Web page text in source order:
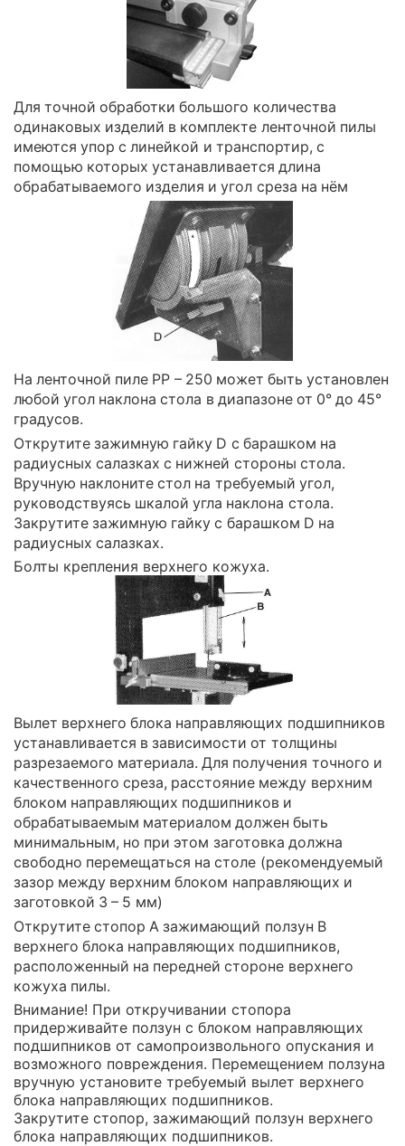
Для точной обработки большого количества
одинаковых изделий в комплекте ленточной пилы
имеются упор с линейкой и транспортир, с
помощью которых устанавливается длина
обрабатываемого изделия и угол среза на нём
На ленточной пиле PP – 250 может быть установлен
любой угол наклона стола в диапазоне от 0° до 45°
градусов.
Открутите зажимную гайку D с барашком на
радиусных салазках с нижней стороны стола.
Вручную наклоните стол на требуемый угол,
руководствуясь шкалой угла наклона стола.
Закрутите зажимную гайку с барашком D на
радиусных салазках.
Болты крепления верхнего кожуха.
Вылет верхнего блока направляющих подшипников
устанавливается в зависимости от толщины
разрезаемого материала. Для получения точного и
качественного среза, расстояние между верхним
блоком направляющих подшипников и
обрабатываемым материалом должен быть
минимальным, но при этом заготовка должна
свободно перемещаться на столе (рекомендуемый
зазор между верхним блоком направляющих и
заготовкой 3 – 5 мм)
Открутите стопор A зажимающий ползун B
верхнего блока направляющих подшипников,
расположенный на передней стороне верхнего
кожуха пилы.
Внимание! При откручивании стопора
придерживайте ползун с блоком направляющих
подшипников от самопроизвольного опускания и
возможного повреждения. Перемещением ползуна
вручную установите требуемый вылет верхнего
блока направляющих подшипников.
Закрутите стопор, зажимающий ползун верхнего
блока направляющих подшипников.